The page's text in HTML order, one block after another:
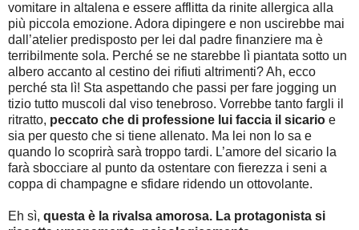
vomitare in altalena e essere afflitta da rinite allergica alla
più piccola emozione. Adora dipingere e non uscirebbe mai
dall’atelier predisposto per lei dal padre finanziere ma è
terribilmente sola. Perché se ne starebbe lì piantata sotto un
albero accanto al cestino dei rifiuti altrimenti? Ah, ecco
perché sta lì! Sta aspettando che passi per fare jogging un
tizio tutto muscoli dal viso tenebroso. Vorrebbe tanto fargli il
ritratto, peccato che di professione lui faccia il sicario e
sia per questo che si tiene allenato. Ma lei non lo sa e
quando lo scoprirà sarà troppo tardi. L’amore del sicario la
farà sbocciare al punto da ostentare con fierezza i seni a
coppa di champagne e sfidare ridendo un ottovolante.
Eh sì, questa è la rivalsa amorosa. La protagonista si